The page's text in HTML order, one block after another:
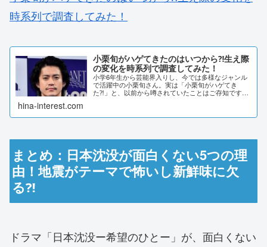
時系列で調査してみた！
小栗旬がハゲてきたのはいつから⁈生え際
の変化を時系列で調査してみた！
小学6年生から芸能界入りし、今では多様なジャンル
で活躍中の小栗旬さん。実は「小栗旬がハゲてき
た⁈」と、以前から噂されていたことはご存知です
際の変...
hina-interest.com
まとめ：日本沈没が面白くない5つの理
由！地震がテーマで怖いし新鮮味に欠
る⁈
ドラマ「日本沈没ー希望のひとー」が、面白くない